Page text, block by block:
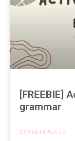
[FREEBIE]
grammar
CZYTAJ DALEJ »